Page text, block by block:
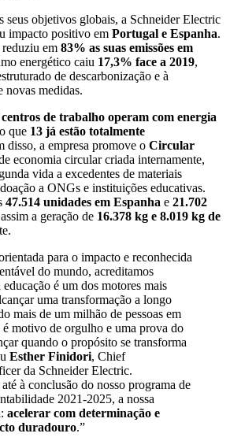
seus objetivos globais, a Schneider Electric
impacto positivo em Portugal e Espanha.
reduziu em 83% as suas emissões em
energético caiu 17,3% face a 2019,
de descarbonização e à
novas medidas.
centros de trabalho operam com energia
que 13 já estão totalmente
disso, a empresa promove o Circular
economia circular criada internamente,
vida a excedentes de materiais
a ONGs e instituições educativas.
47.514 unidades em Espanha e 21.702
a geração de 16.378 kg e 8.019 kg de
para o impacto e reconhecida
do mundo, acreditamos
é um dos motores mais
uma transformação a longo
mais de um milhão de pessoas em
é motivo de orgulho e uma prova do
quando o propósito se transforma
Esther Finidori, Chief
da Schneider Electric.
à conclusão do nosso programa de
2021-2025, a nossa
acelerar com determinação e
duradouro.”